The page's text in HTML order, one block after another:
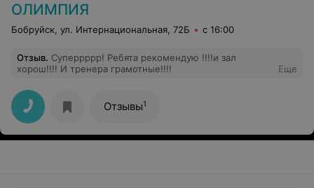
ОЛИМПИЯ
Бобруйск, ул. Интернациональная, 72Б с 16:00
Отзыв. Суперрррр! Ребята рекомендую !!!!и зал
хорош!!!! И тренера грамотные!!!!
Еще
Отзывы1